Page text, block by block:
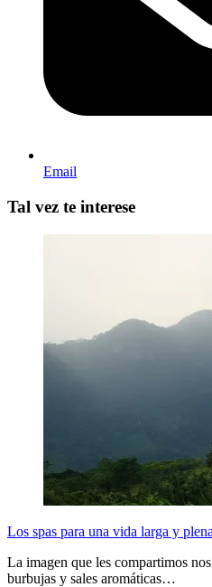
Email
Tal vez te interese
Los spas para una vida larga y plena
La imagen que les compartimos
burbujas y sales aromáticas…